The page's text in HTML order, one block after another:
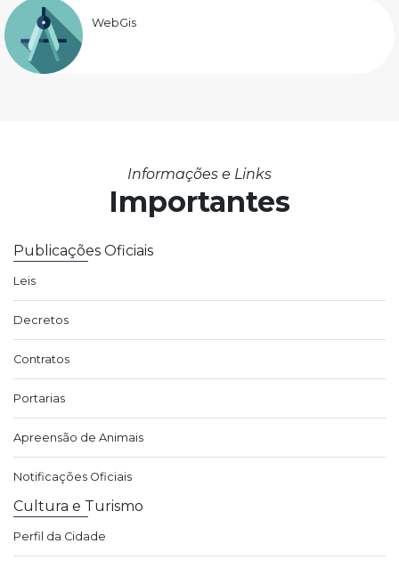
WebGis
Informações e Links
Importantes
Publicações Oficiais
Leis
Decretos
Contratos
Portarias
Apreensão de Animais
Notificações Oficiais
Cultura e Turismo
Perfil da Cidade